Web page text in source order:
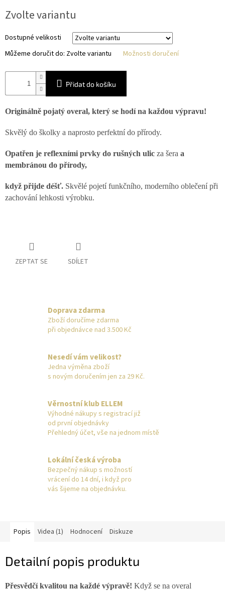
cena:
Zvolte variantu
Dostupné velikosti
Můžeme doručit do: Zvolte variantu Možnosti doručení
Přidat do košíku
Originálně pojatý overal, který se hodí na každou výpravu!
Skvělý do školky a naprosto perfektní do přírody.
Opatřen je reflexními prvky do rušných ulic za šera a
membránou do přírody,
když přijde déšť. Skvělé pojetí funkčního, moderního oblečení při
zachování lehkosti výrobku.
ZEPTAT SE SDÍLET
Doprava zdarma
Zboží doručíme zdarma
při objednávce nad 3.500 Kč
Nesedí vám velikost?
Jedna výměna zboží
s novým doručením jen za 29 Kč.
Věrnostní klub ELLEM
Výhodné nákupy s registrací již
od první objednávky
Přehledný účet, vše na jednom místě
Lokální česká výroba
Bezpečný nákup s možností
vrácení do 14 dní, i když pro
vás šijeme na objednávku.
Popis Videa (1) Hodnocení Diskuze
Detailní popis produktu
Přesvědčí kvalitou na každé výpravě! Když se na overal